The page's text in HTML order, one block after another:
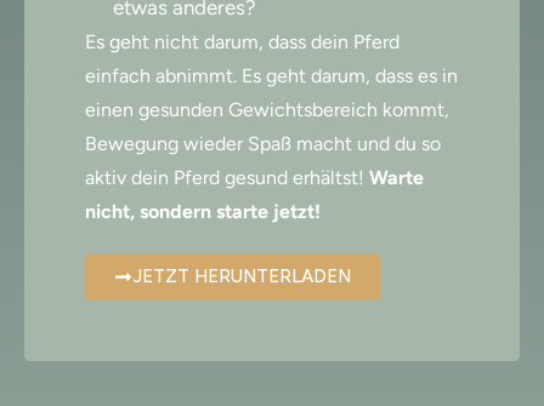
etwas anderes?
Es geht nicht darum, dass dein Pferd
einfach abnimmt. Es geht darum, dass es in
einen gesunden Gewichtsbereich kommt,
Bewegung wieder Spaß macht und du so
aktiv dein Pferd gesund erhältst! Warte
nicht, sondern starte jetzt!
JETZT HERUNTERLADEN